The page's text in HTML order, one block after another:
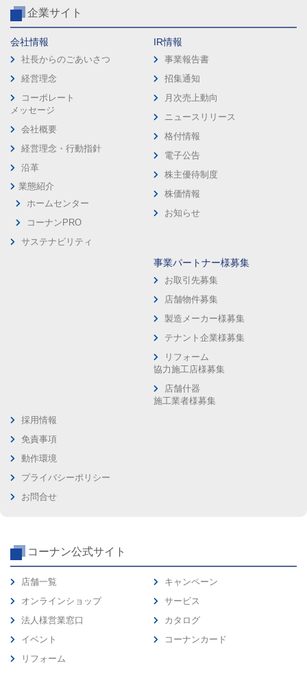
企業サイト
会社情報
社長からのごあいさつ
経営理念
コーポレート
メッセージ
会社概要
経営理念・行動指針
沿革
業態紹介
ホームセンター
コーナンPRO
サステナビリティ
IR情報
事業報告書
招集通知
月次売上動向
ニュースリリース
格付情報
電子公告
株主優待制度
株価情報
お知らせ
事業パートナー様募集
お取引先募集
店舗物件募集
製造メーカー様募集
テナント企業様募集
リフォーム
協力施工店様募集
店舗什器
施工業者様募集
採用情報
免責事項
動作環境
プライバシーポリシー
お問合せ
コーナン公式サイト
店舗一覧
オンラインショップ
法人様営業窓口
イベント
リフォーム
キャンペーン
サービス
カタログ
コーナンカード